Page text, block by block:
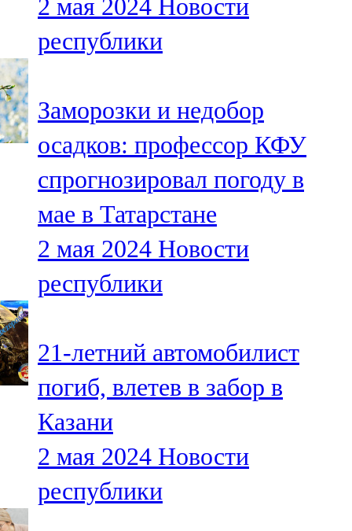
2 мая 2024 Новости
республики
Заморозки и недобор
осадков: профессор КФУ
спрогнозировал погоду в
мае в Татарстане
2 мая 2024 Новости
республики
21-летний автомобилист
погиб, влетев в забор в
Казани
2 мая 2024 Новости
республики